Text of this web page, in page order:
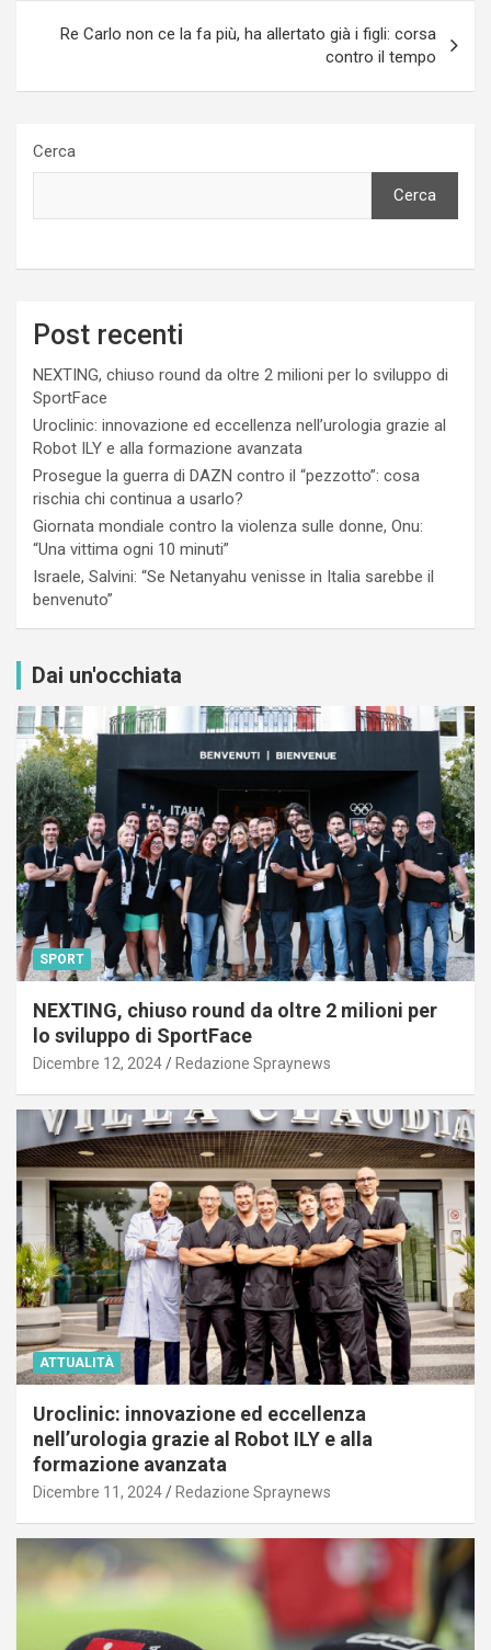
Re Carlo non ce la fa più, ha allertato già i figli: corsa
contro il tempo
Cerca
Cerca
Post recenti
NEXTING, chiuso round da oltre 2 milioni per lo sviluppo di
SportFace
Uroclinic: innovazione ed eccellenza nell’urologia grazie al
Robot ILY e alla formazione avanzata
Prosegue la guerra di DAZN contro il “pezzotto”: cosa
rischia chi continua a usarlo?
Giornata mondiale contro la violenza sulle donne, Onu:
“Una vittima ogni 10 minuti”
Israele, Salvini: “Se Netanyahu venisse in Italia sarebbe il
benvenuto”
Dai un'occhiata
SPORT
NEXTING, chiuso round da oltre 2 milioni per
lo sviluppo di SportFace
Dicembre 12, 2024 Redazione Spraynews
ATTUALITÀ
Uroclinic: innovazione ed eccellenza
nell’urologia grazie al Robot ILY e alla
formazione avanzata
Dicembre 11, 2024 Redazione Spraynews